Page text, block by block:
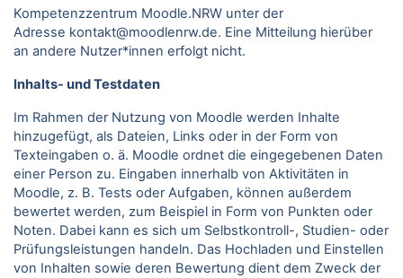
Kompetenzzentrum Moodle.NRW unter der
Adresse kontakt@moodlenrw.de. Eine Mitteilung hierüber
an andere Nutzer*innen erfolgt nicht.
Inhalts- und Testdaten
Im Rahmen der Nutzung von Moodle werden Inhalte
hinzugefügt, als Dateien, Links oder in der Form von
Texteingaben o. ä. Moodle ordnet die eingegebenen Daten
einer Person zu. Eingaben innerhalb von Aktivitäten in
Moodle, z. B. Tests oder Aufgaben, können außerdem
bewertet werden, zum Beispiel in Form von Punkten oder
Noten. Dabei kann es sich um Selbstkontroll-, Studien- oder
Prüfungsleistungen handeln. Das Hochladen und Einstellen
von Inhalten sowie deren Bewertung dient dem Zweck der